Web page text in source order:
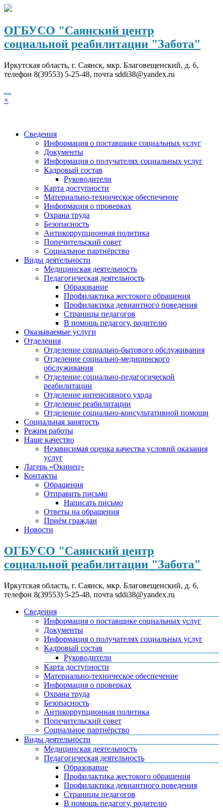
Перейти
содержимому
ОГБУСО "Саянский центр
социальной реабилитации "Забота"
Иркутская область, г. Саянск, мкр. Благовещенский, д. 6,
телефон 8(39553) 5-25-48, почта sddi38@yandex.ru
×
Сведения
Информация о поставщике социальных услуг
Документы
Информация о получателях социальных услуг
Кадровый состав
Руководители
Карта доступности
Материально-техническое обеспечение
Информация о проверках
Охрана труда
Безопасность
Антикоррупционная политика
Попечительский совет
Социальное партнёрство
Виды деятельности
Медицинская деятельность
Педагогическая деятельность
Образование
Профилактика жестокого обращения
Профилактика девиантного поведения
Страницы педагогов
В помощь педагогу, родителю
Оказываемые услуги
Отделения
Отделение социально-бытового обслуживания
Отделение социально-медицинского
обслуживания
Отделение социально-педагогической
реабилитации
Отделение интенсивного ухода
Отделение реабилитации
Отделение социально-консультативной помощи
Социальная занятость
Режим работы
Наше качество
Независимая оценка качества условий оказания
услуг
Лагерь «Окинец»
Контакты
Обращения
Отправить письмо
Написать письмо
Ответы на обращения
Приём граждан
Новости
ОГБУСО "Саянский центр
социальной реабилитации "Забота"
Иркутская область, г. Саянск, мкр. Благовещенский, д. 6,
телефон 8(39553) 5-25-48, почта sddi38@yandex.ru
Сведения
Информация о поставщике социальных услуг
Документы
Информация о получателях социальных услуг
Кадровый состав
Руководители
Карта доступности
Материально-техническое обеспечение
Информация о проверках
Охрана труда
Безопасность
Антикоррупционная политика
Попечительский совет
Социальное партнёрство
Виды деятельности
Медицинская деятельность
Педагогическая деятельность
Образование
Профилактика жестокого обращения
Профилактика девиантного поведения
Страницы педагогов
В помощь педагогу, родителю